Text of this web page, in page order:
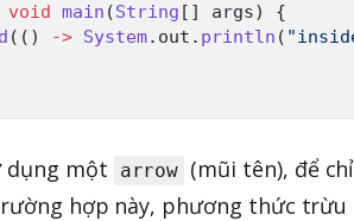
void main (String [ ] args)
{
( ( ) -> System. out . println (
dụng một arrow (mũi tên), để
hợp này, phương thức